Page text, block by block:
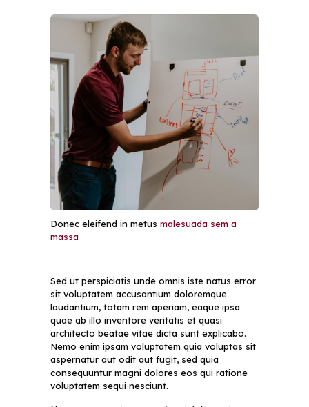
Donec eleifend in metus malesuada sem a
massa
Sed ut perspiciatis unde omnis iste natus error
sit voluptatem accusantium doloremque
laudantium, totam rem aperiam, eaque ipsa
quae ab illo inventore veritatis et quasi
architecto beatae vitae dicta sunt explicabo.
Nemo enim ipsam voluptatem quia voluptas sit
aspernatur aut odit aut fugit, sed quia
consequuntur magni dolores eos qui ratione
voluptatem sequi nesciunt.